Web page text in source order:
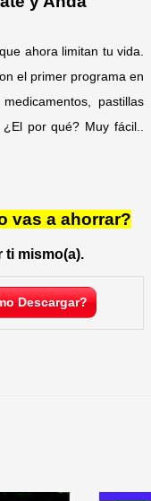
ahora limitan tu vida.
el primer programa en
pastillas
por qué? Muy fácil..
vas a ahorrar?
ti mismo(a).
Descargar?